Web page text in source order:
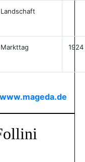
Landschaft
Markttag 1924
www.mageda.de